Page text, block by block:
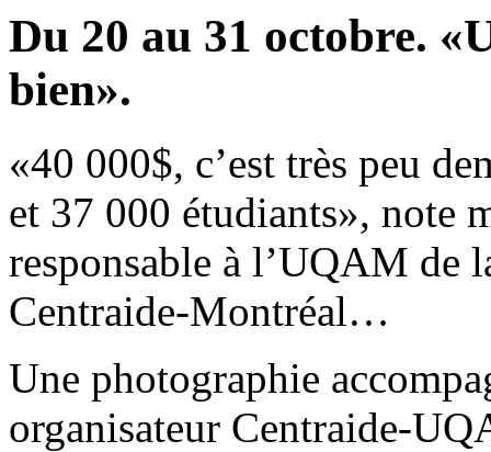
Du 20 au 31 octobre.
bien».
«40 000$, c’est très peu
et 37 000 étudiants», note
responsable à l’UQAM de
Centraide-Montréal…
Une photographie
organisateur Centraide-